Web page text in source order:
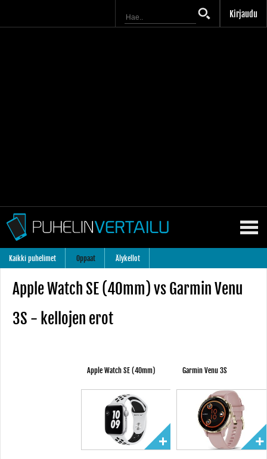
Kirjaudu
Kaikki puhelimet Oppaat Älykellot
Apple Watch SE (40mm) vs Garmin Venu
3S - kellojen erot
Apple Watch SE (40mm) Garmin Venu 3S